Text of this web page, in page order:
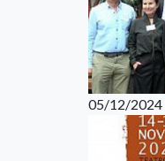
05/12/2024